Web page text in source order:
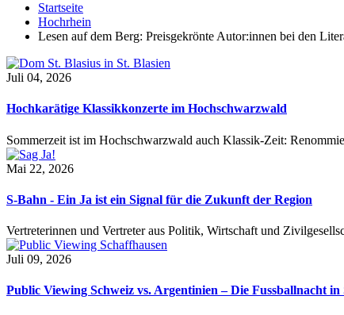
Startseite
Hochrhein
Lesen auf dem Berg: Preisgekrönte Autor:innen bei den
Juli 04, 2026
Hochkarätige Klassikkonzerte im Hochschwarzwald
Sommerzeit ist im Hochschwarzwald auch Klassik-Zeit:
Mai 22, 2026
S-Bahn - Ein Ja ist ein Signal für die Zukunft der Region
Vertreterinnen und Vertreter aus Politik, Wirtschaft und
Juli 09, 2026
Public Viewing Schweiz vs. Argentinien – Die Fussballnacht in